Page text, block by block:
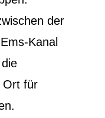
der
Kanal
Ort für